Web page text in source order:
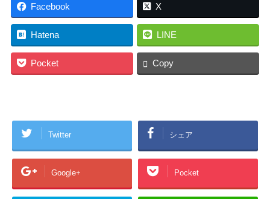
Facebook X
Hatena LINE
Pocket Copy
Twitter シェア
Google+ Pocket